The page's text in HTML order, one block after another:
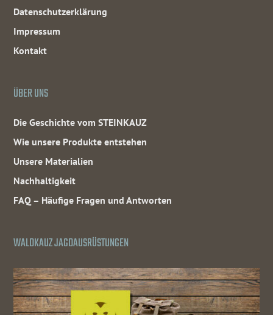
Datenschutzerklärung
Impressum
Kontakt
ÜBER UNS
Die Geschichte vom STEINKAUZ
Wie unsere Produkte entstehen
Unsere Materialien
Nachhaltigkeit
FAQ – Häufige Fragen und Antworten
WALDKAUZ JAGDAUSRÜSTUNGEN